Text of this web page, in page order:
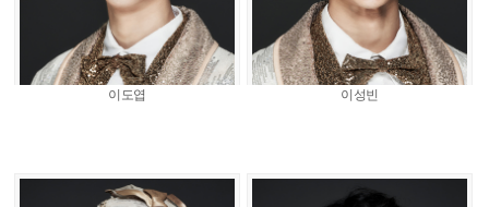
이도엽 이성빈